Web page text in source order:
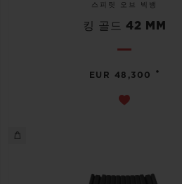
스피릿 오브 빅뱅
킹 골드 42 MM
EUR 48,300 •